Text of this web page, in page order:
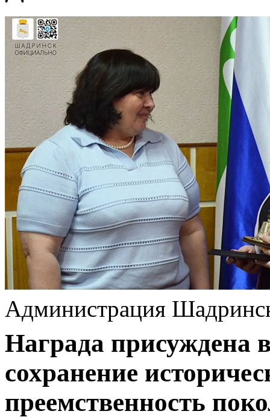
Администрация
Награда присуждена
сохранение
преемственность